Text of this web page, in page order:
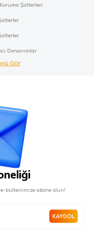
Şalterleri
Donanımlar
Gör
bültenimize abone olun!
KAYDOL